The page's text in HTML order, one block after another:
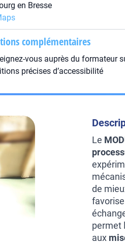
en Bresse
complémentaires
vous auprès du formateur
précises d’accessibilité
Le
de
permet
aux